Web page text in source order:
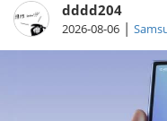
dddd204
2026-08-06 |